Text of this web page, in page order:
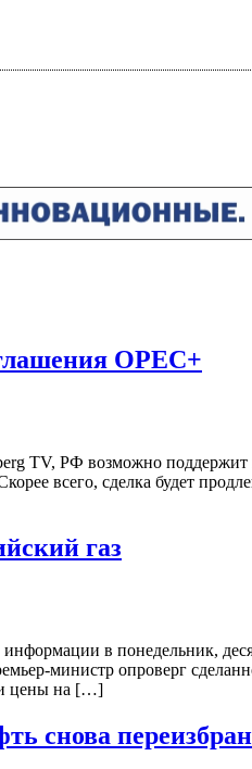
OPEC+
TV, РФ возможно поддержит
всего, сделка будет
газ
в понедельник,
министр опроверг
цены на […]
снова